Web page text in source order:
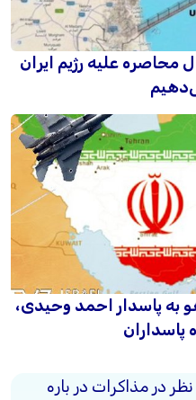
محاصره علیه رژیم ایران
به پاسدار احمد وحیدی،
پاسداران
در مذاکرات در باره